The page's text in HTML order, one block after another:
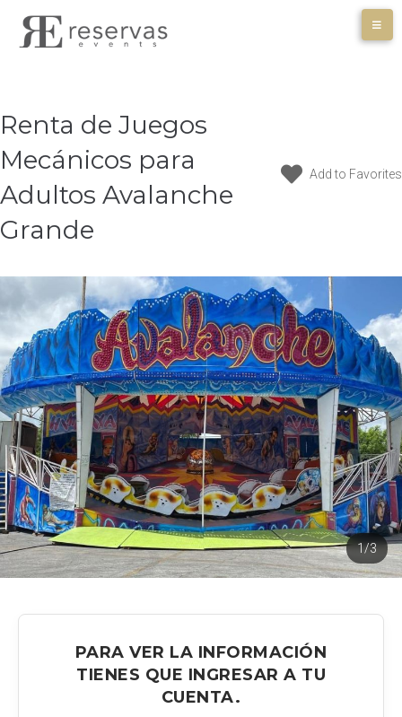
Renta de Juegos
Mecánicos para
Adultos Avalanche
Grande
Add to Favorites
1/3
PARA VER LA INFORMACIÓN
TIENES QUE INGRESAR A TU
CUENTA.